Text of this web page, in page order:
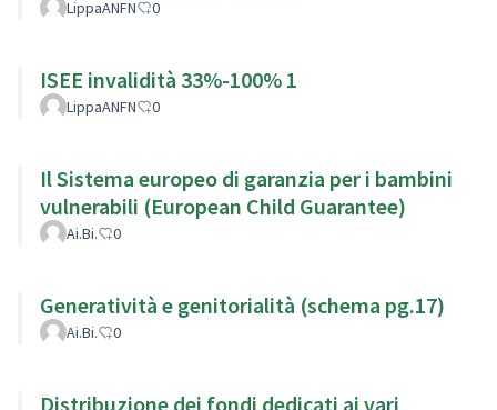
LippaANFN 0
ISEE invalidità 33%-100% 1
LippaANFN 0
Il Sistema europeo di garanzia per i bambini
vulnerabili (European Child Guarantee)
Ai.Bi. 0
Generatività e genitorialità (schema pg.17)
Ai.Bi. 0
Distribuzione dei fondi dedicati ai vari